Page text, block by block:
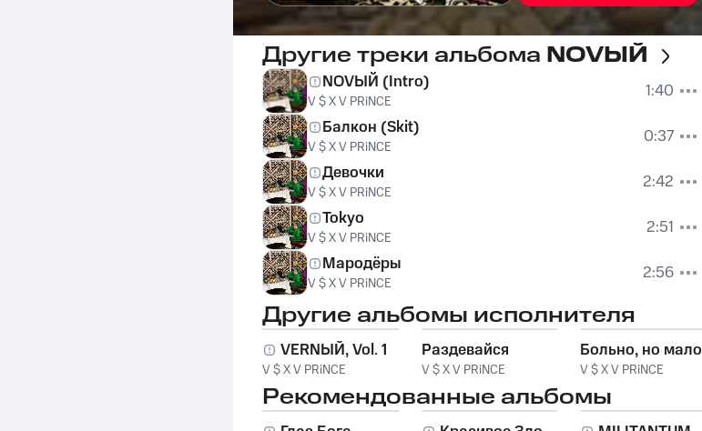
Другие треки альбома NOVЫЙ
NOVЫЙ (Intro)
V $ X V PRiNCE
1:40
Балкон (Skit)
V $ X V PRiNCE
0:37
Девочки
V $ X V PRiNCE
2:42
Tokyo
V $ X V PRiNCE
2:51
Мародёры
V $ X V PRiNCE 2:56
Другие альбомы исполнителя
VERNЫЙ, Vol. 1
V $ X V PRiNCE
Раздевайся
V $ X V PRiNCE
Больно, но мало
V $ X V PRiNCE
Рекомендованные альбомы